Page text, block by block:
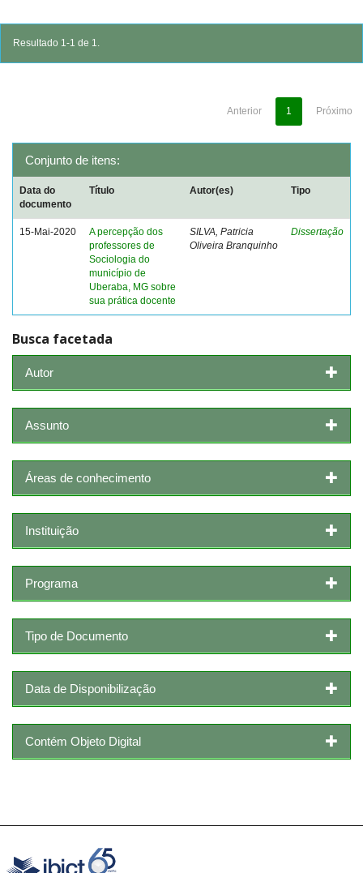
Resultado 1-1 de 1.
Anterior 1 Próximo
Conjunto de itens:
Data do
documento
Título Autor(es) Tipo
15-Mai-2020
A percepção dos
professores de
Sociologia do
município de
Uberaba, MG sobre
sua prática docente
SILVA, Patricia
Oliveira Branquinho
Dissertação
Busca facetada
Autor
Assunto
Áreas de conhecimento
Instituição
Programa
Tipo de Documento
Data de Disponibilização
Contém Objeto Digital